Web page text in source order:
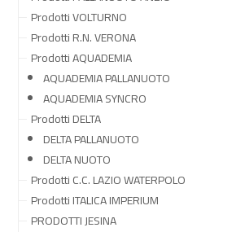
Prodotti VOLTURNO
Prodotti R.N. VERONA
Prodotti AQUADEMIA
AQUADEMIA PALLANUOTO
AQUADEMIA SYNCRO
Prodotti DELTA
DELTA PALLANUOTO
DELTA NUOTO
Prodotti C.C. LAZIO WATERPOLO
Prodotti ITALICA IMPERIUM
PRODOTTI JESINA